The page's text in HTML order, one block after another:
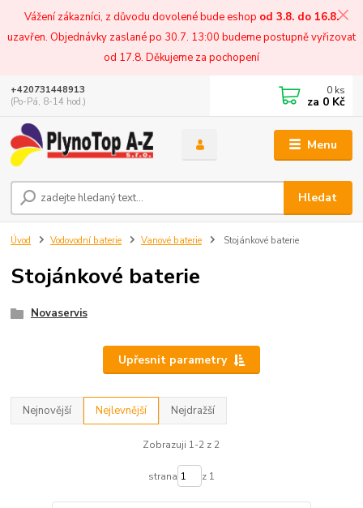
Vážení zákazníci, z důvodu dovolené bude eshop od 3.8. do 16.8.
uzavřen. Objednávky zaslané po 30.7. 13:00 budeme postupně vyřizovat
od 17.8. Děkujeme za pochopení
Menu
Hledat
+420731448913
(Po-Pá, 8-14 hod.)
0 ks
za 0 Kč
Úvod Vodovodní baterie Vanové baterie Stojánkové baterie
Stojánkové baterie
Novaservis
Upřesnit parametry
Nejnovější Nejlevnější Nejdražší
Zobrazuji 1-2 z 2
strana z 1